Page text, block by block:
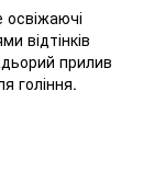
відтінків
прилив
гоління.